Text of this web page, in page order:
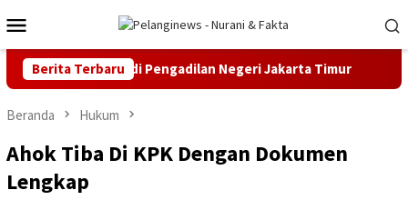
ke
kontenMobile
Berita Terbaru
Praperadilan di Pengadilan Negeri Jakarta Timur
Beranda Hukum
Ahok Tiba Di KPK Dengan Dokumen
Lengkap